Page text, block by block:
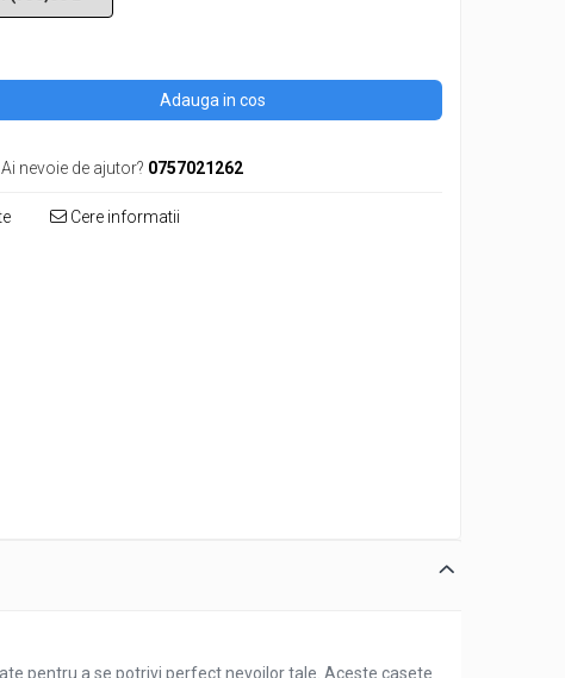
Adauga in cos
Ai nevoie de ajutor? 0757021262
Cere informatii
pentru a se potrivi perfect nevoilor tale. Aceste casete